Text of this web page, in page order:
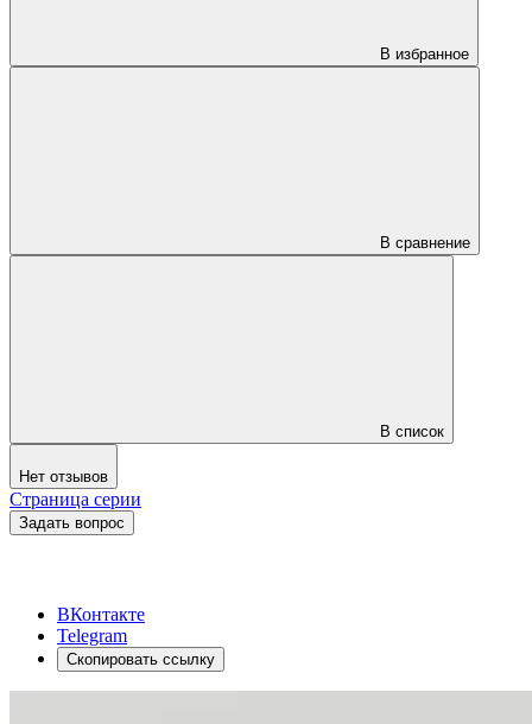
В избранное
В сравнение
В список
Нет отзывов
Страница серии
Задать вопрос
ВКонтакте
Telegram
Скопировать ссылку